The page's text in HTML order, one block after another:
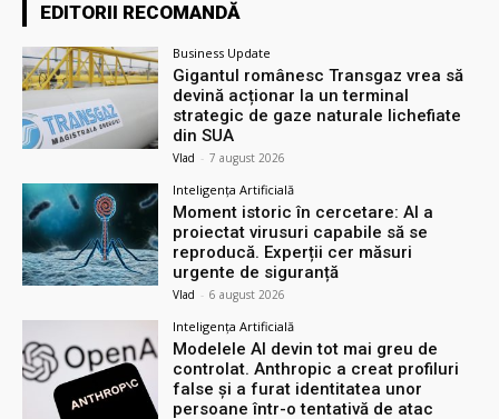
EDITORII RECOMANDĂ
Business Update
Gigantul românesc Transgaz vrea să
devină acționar la un terminal
strategic de gaze naturale lichefiate
din SUA
Vlad - 7 august 2026
Inteligența Artificială
Moment istoric în cercetare: AI a
proiectat virusuri capabile să se
reproducă. Experții cer măsuri
urgente de siguranță
Vlad - 6 august 2026
Inteligența Artificială
Modelele AI devin tot mai greu de
controlat. Anthropic a creat profiluri
false și a furat identitatea unor
persoane într-o tentativă de atac